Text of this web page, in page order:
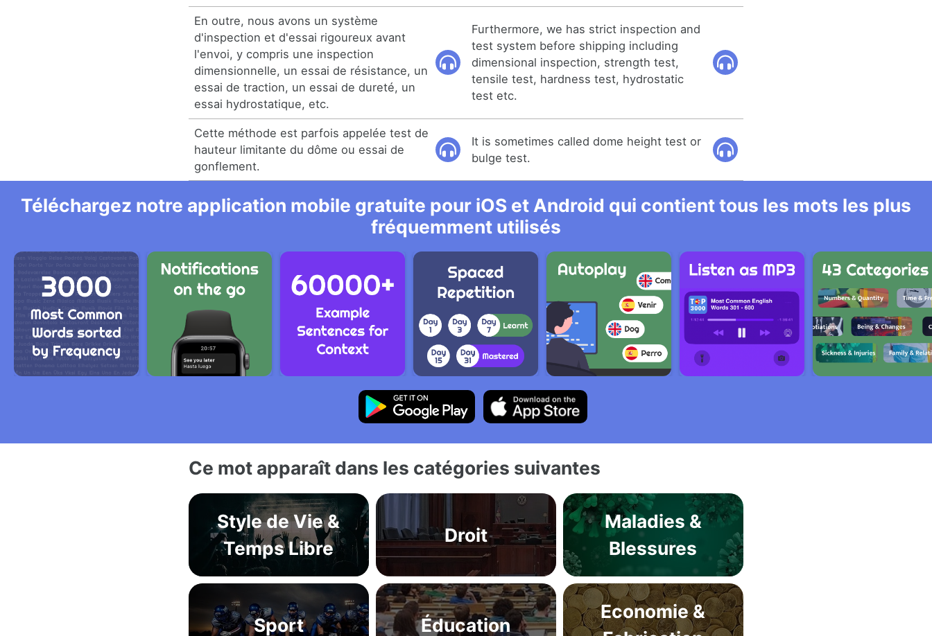
En outre, nous avons un système
d'inspection et d'essai rigoureux avant
l'envoi, y compris une inspection
dimensionnelle, un essai de résistance, un
essai de traction, un essai de dureté, un
essai hydrostatique, etc.
Furthermore, we has strict inspection and
test system before shipping including
dimensional inspection, strength test,
tensile test, hardness test, hydrostatic
test etc.
Cette méthode est parfois appelée test de
hauteur limitante du dôme ou essai de
gonflement.
It is sometimes called dome height test or
bulge test.
Téléchargez notre application mobile gratuite pour iOS et Android qui contient tous les mots les plus
fréquemment utilisés
Ce mot apparaît dans les catégories suivantes
Style de Vie &
Temps Libre
Droit
Maladies &
Blessures
Sport Éducation
Economie &